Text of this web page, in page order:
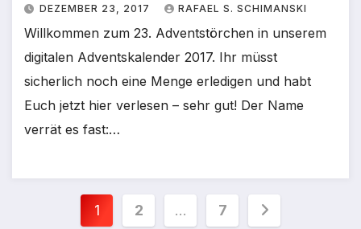
DEZEMBER 23, 2017 RAFAEL S. SCHIMANSKI
Willkommen zum 23. Adventstörchen in unserem
digitalen Adventskalender 2017. Ihr müsst
sicherlich noch eine Menge erledigen und habt
Euch jetzt hier verlesen – sehr gut! Der Name
verrät es fast:…
Seitennummerierung
1 2 … 7